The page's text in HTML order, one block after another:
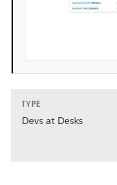
TYPE
Devs at Desks